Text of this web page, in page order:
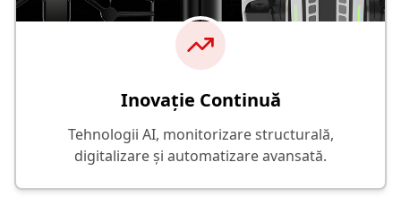
Inovație Continuă
Tehnologii AI, monitorizare structurală,
digitalizare și automatizare avansată.